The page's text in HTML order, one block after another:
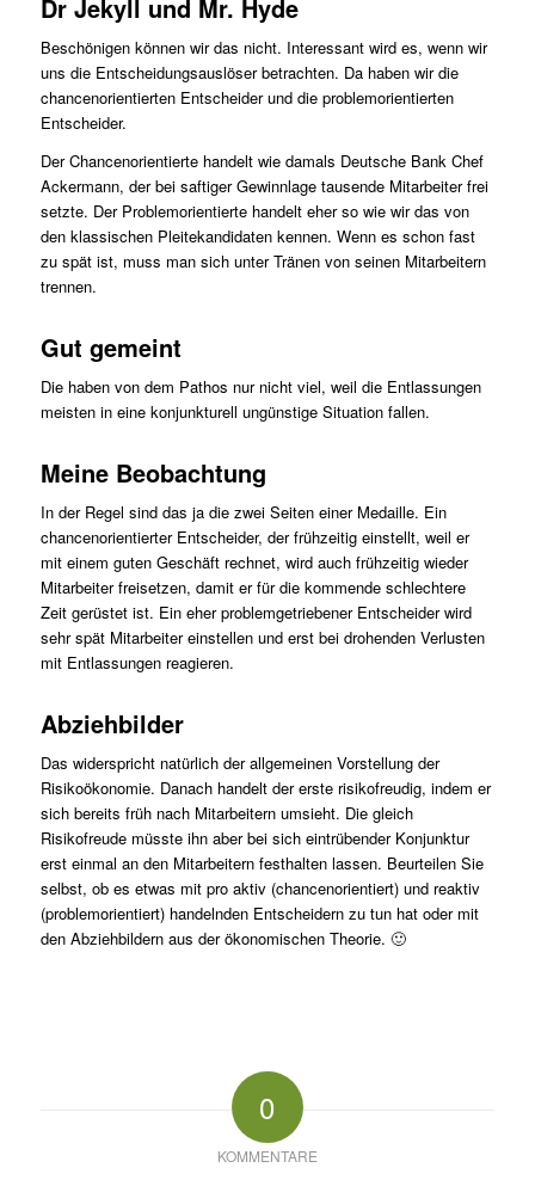
Dr Jekyll und Mr. Hyde
Beschönigen können wir das nicht. Interessant wird es, wenn wir
uns die Entscheidungsauslöser betrachten. Da haben wir die
chancenorientierten Entscheider und die problemorientierten
Entscheider.
Der Chancenorientierte handelt wie damals Deutsche Bank Chef
Ackermann, der bei saftiger Gewinnlage tausende Mitarbeiter frei
setzte. Der Problemorientierte handelt eher so wie wir das von
den klassischen Pleitekandidaten kennen. Wenn es schon fast
zu spät ist, muss man sich unter Tränen von seinen Mitarbeitern
trennen.
Gut gemeint
Die haben von dem Pathos nur nicht viel, weil die Entlassungen
meisten in eine konjunkturell ungünstige Situation fallen.
Meine Beobachtung
In der Regel sind das ja die zwei Seiten einer Medaille. Ein
chancenorientierter Entscheider, der frühzeitig einstellt, weil er
mit einem guten Geschäft rechnet, wird auch frühzeitig wieder
Mitarbeiter freisetzen, damit er für die kommende schlechtere
Zeit gerüstet ist. Ein eher problemgetriebener Entscheider wird
sehr spät Mitarbeiter einstellen und erst bei drohenden Verlusten
mit Entlassungen reagieren.
Abziehbilder
Das widerspricht natürlich der allgemeinen Vorstellung der
Risikoökonomie. Danach handelt der erste risikofreudig, indem er
sich bereits früh nach Mitarbeitern umsieht. Die gleich
Risikofreude müsste ihn aber bei sich eintrübender Konjunktur
erst einmal an den Mitarbeitern festhalten lassen. Beurteilen Sie
selbst, ob es etwas mit pro aktiv (chancenorientiert) und reaktiv
(problemorientiert) handelnden Entscheidern zu tun hat oder mit
den Abziehbildern aus der ökonomischen Theorie. 🙂
0
KOMMENTARE